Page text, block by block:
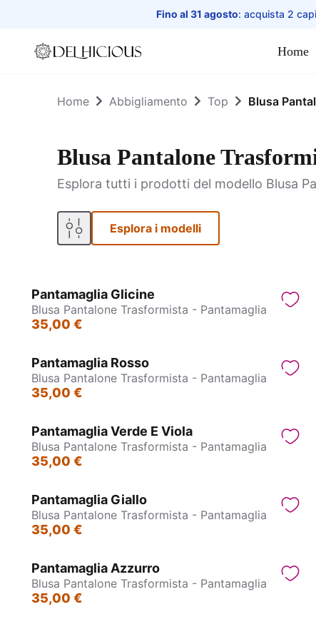
Fino al 31 agosto: acquista 2
Home
Home
Home Abbigliamento Top Blusa
Blusa Pantalone
Esplora tutti i prodotti del modello Blusa
Esplora i modelli
Pantamaglia Glicine
Blusa Pantalone Trasformista - Pantamaglia
35,00 €
Pantamaglia Rosso
Blusa Pantalone Trasformista - Pantamaglia
35,00 €
Pantamaglia Verde E Viola
Blusa Pantalone Trasformista - Pantamaglia
35,00 €
Pantamaglia Giallo
Blusa Pantalone Trasformista - Pantamaglia
35,00 €
Pantamaglia Azzurro
Blusa Pantalone Trasformista - Pantamaglia
35,00 €